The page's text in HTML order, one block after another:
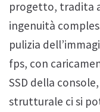
progetto, tradita
ingenuità
pulizia
fps, con
SSD della
strutturale ci si